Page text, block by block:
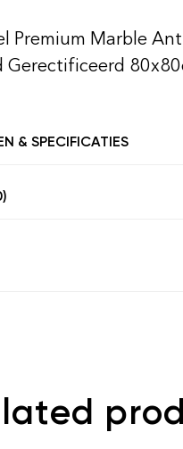
Premium Marble
Gerectificeerd
& SPECIFICATIES